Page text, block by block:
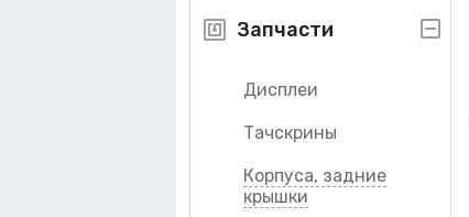
Запчасти
Дисплеи
Тачскрины
Корпуса, задние
крышки